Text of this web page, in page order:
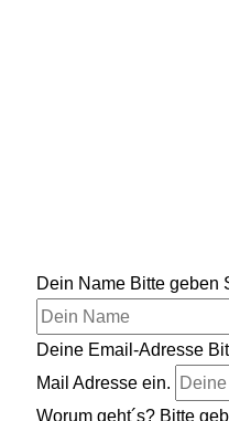
Dein Name Bitte geben
Deine Email-Adresse
Mail Adresse ein.
Worum geht´s? Bitte